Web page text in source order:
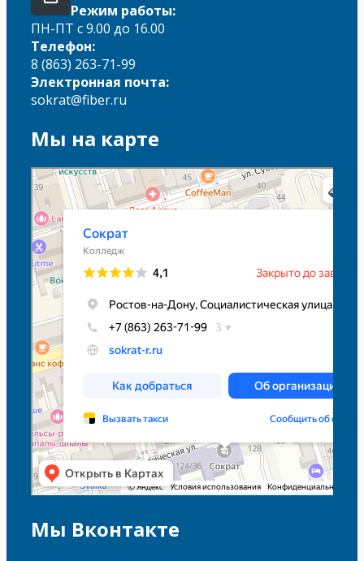
Режим работы:
ПН-ПТ с 9.00 до 16.00
Телефон:
8 (863) 263-71-99
Электронная почта:
sokrat@fiber.ru
Мы на карте
Сократ
Колледж в Ростове‑на‑Дону
Мы Вконтакте